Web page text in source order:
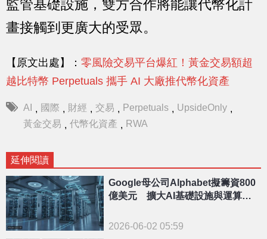
監管基礎設施，雙方合作將能讓代幣化計
畫接觸到更廣大的受眾。
【原文出處】： 零風險交易平台爆紅！黃金交易額超
越比特幣 Perpetuals 攜手 AI 大廠推代幣化資產
AI , 國際 , 財經 , 交易 , Perpetuals , UpsideOnly ,
黃金交易 , 代幣化資產 , RWA
延伸閱讀
Google母公司Alphabet擬籌資800
億美元 擴大AI基礎設施與運算能
2026-06-02 05:59